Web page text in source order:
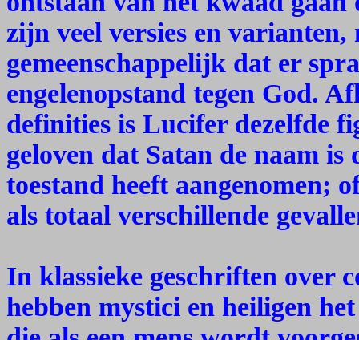
zijn veel versies en
gemeenschappelijk dat er
engelenopstand tegen God.
definities is Lucifer dezelfde
geloven dat Satan de naam
toestand heeft aangenomen;
als totaal verschillende
In klassieke geschriften over
hebben mystici en heiligen